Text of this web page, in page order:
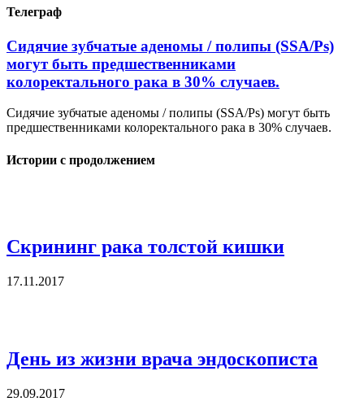
Телеграф
Сидячие зубчатые аденомы / полипы (SSA/Ps)
могут быть предшественниками
колоректального рака в 30% случаев.
Сидячие зубчатые аденомы / полипы (SSA/Ps) могут быть
предшественниками колоректального рака в 30% случаев.
Истории с продолжением
Скрининг рака толстой кишки
17.11.2017
День из жизни врача эндоскописта
29.09.2017